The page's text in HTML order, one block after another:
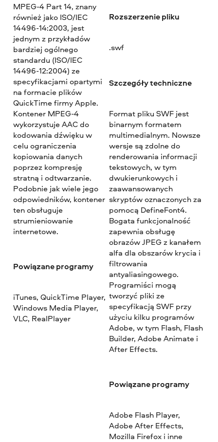
MPEG-4 Part 14, znany
również jako ISO/IEC
14496-14:2003, jest
jednym z przykładów
bardziej ogólnego
standardu (ISO/IEC
14496-12:2004) ze
specyfikacjami opartymi
na formacie plików
QuickTime firmy Apple.
Kontener MPEG-4
wykorzystuje AAC do
kodowania dźwięku w
celu ograniczenia
kopiowania danych
poprzez kompresję
stratną i odtwarzanie.
Podobnie jak wiele jego
odpowiedników, kontener
ten obsługuje
strumieniowanie
internetowe.
Powiązane programy
iTunes, QuickTime Player,
Windows Media Player,
VLC, RealPlayer
Rozszerzenie pliku
.swf
Szczegóły techniczne
Format pliku SWF jest
binarnym formatem
multimedialnym. Nowsze
wersje są zdolne do
renderowania informacji
tekstowych, w tym
dwukierunkowych i
zaawansowanych
skryptów oznaczonych za
pomocą DefineFont4.
Bogata funkcjonalność
zapewnia obsługę
obrazów JPEG z kanałem
alfa dla obszarów krycia i
filtrowania
antyaliasingowego.
Programiści mogą
tworzyć pliki ze
specyfikacją SWF przy
użyciu kilku programów
Adobe, w tym Flash, Flash
Builder, Adobe Animate i
After Effects.
Powiązane programy
Adobe Flash Player,
Adobe After Effects,
Mozilla Firefox i inne